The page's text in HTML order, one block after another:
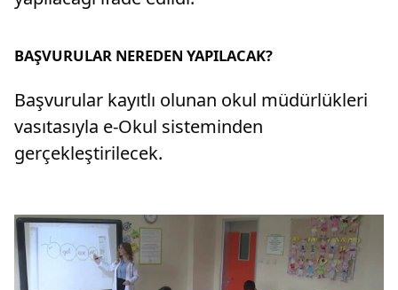
BAŞVURULAR NEREDEN YAPILACAK?
Başvurular kayıtlı olunan okul müdürlükleri
vasıtasıyla e-Okul sisteminden
gerçekleştirilecek.